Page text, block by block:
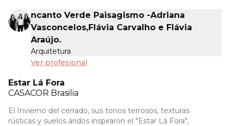
ncanto Verde Paisagismo -Adriana
Vasconcelos,Flávia Carvalho e Flávia
Araújo.
Arquitetura
Ver profesional
Estar Lá Fora
CASACOR Brasilia
El Invierno del cerrado, sus tonos terrosos, texturas
rústicas y suelos áridos inspiraron el "Estar Lá Fora",